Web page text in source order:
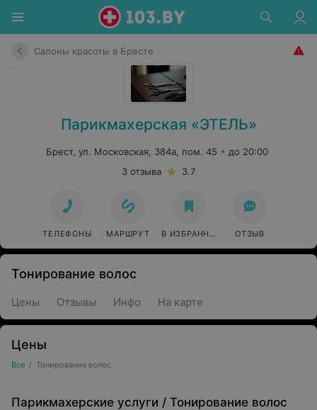
Салоны красоты в Бресте
Парикмахерская «ЭТЕЛЬ»
Брест, ул. Московская, 384а, пом. 45
до 20:00
3 отзыва
3.7
ТЕЛЕФОНЫ МАРШРУТ В ИЗБРАННОЕ ОТЗЫВ
Тонирование волос
Цены Отзывы Инфо На карте
Цены
Все / Тонирование волос
Парикмахерские услуги / Тонирование волос